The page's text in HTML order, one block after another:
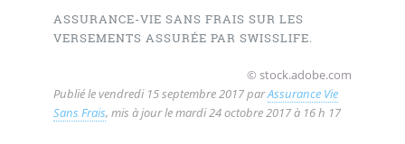
ASSURANCE-VIE SANS FRAIS SUR LES
VERSEMENTS ASSURÉE PAR SWISSLIFE.
© stock.adobe.com
Publié levendredi 15 septembre 2017parAssurance Vie
Sans Frais, mis à jour lemardi 24 octobre 2017 à 16 h 17